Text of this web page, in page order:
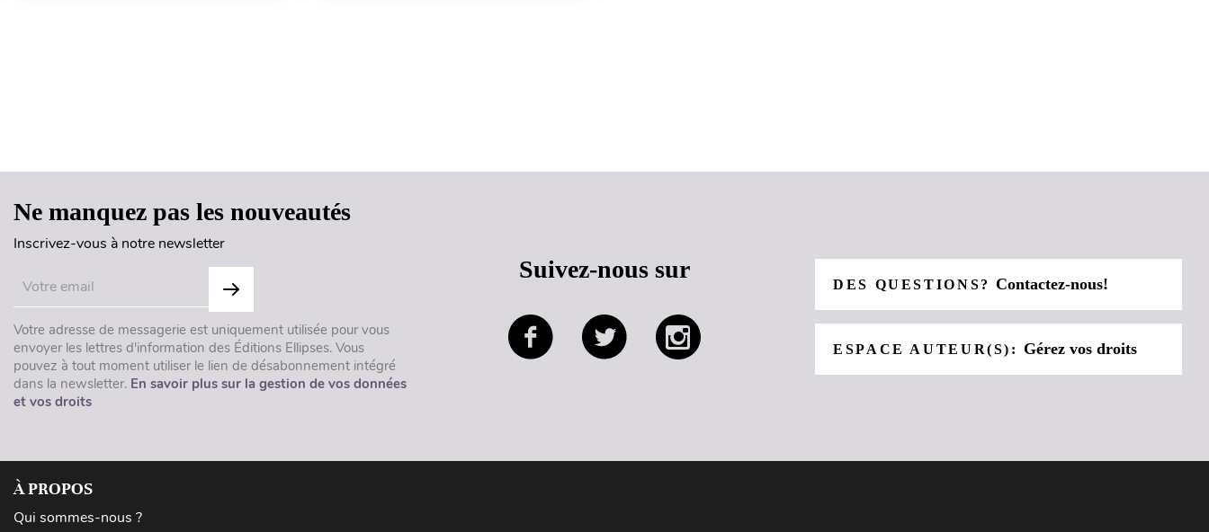
Ne manquez pas les nouveautés
Inscrivez-vous à notre newsletter
Votre adresse de messagerie est uniquement utilisée pour vous
envoyer les lettres d'information des Éditions Ellipses. Vous
pouvez à tout moment utiliser le lien de désabonnement intégré
dans la newsletter. En savoir plus sur la gestion de vos données
et vos droits
Suivez-nous sur
DES QUESTIONS?Contactez-nous!
ESPACE AUTEUR(S): Gérez vos droits
À PROPOS
Qui sommes-nous ?